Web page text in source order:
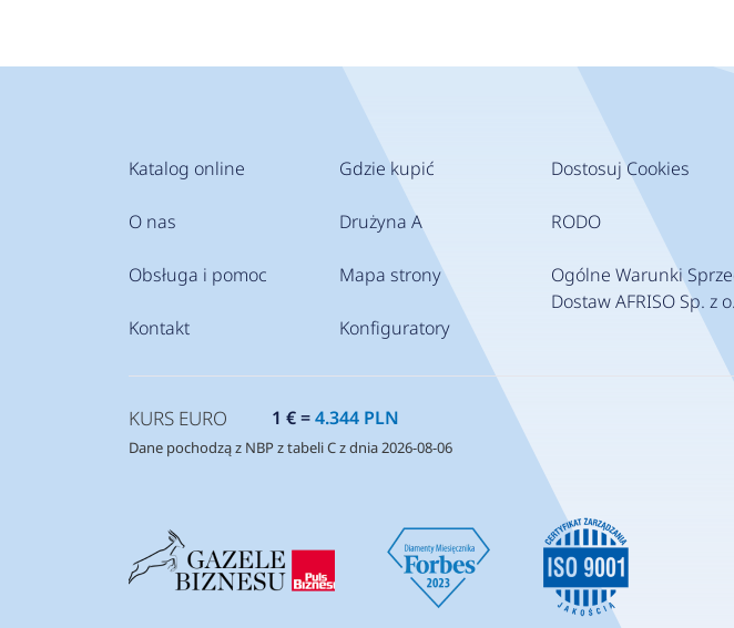
Katalog online
O nas
Obsługa i pomoc
Kontakt
Gdzie kupić
Drużyna A
Mapa strony
Konfiguratory
Dostosuj Cookies
RODO
Ogólne Warunki
Dostaw AFRISO Sp. z
KURS EURO 1 € =4.344 PLN
Dane pochodzą z NBP z tabeli C z dnia 2026-08-06